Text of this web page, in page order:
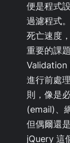
便是程式
過濾程式
死亡速度
重要的課
Validation
進行前處
則，像是
(email)、
但偶爾還
jQuery 這